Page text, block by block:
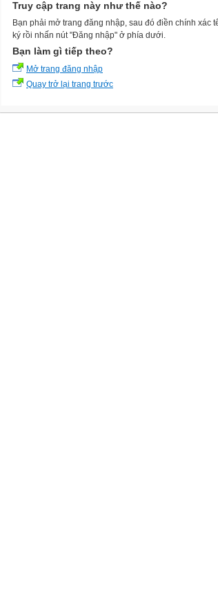
Truy cập trang này như thế nào?
Bạn phải mở trang đăng nhập, sau đó điền chính xác
ký rồi nhấn nút "Đăng nhập" ở phía dưới.
Bạn làm gì tiếp theo?
Mở trang đăng nhập
Quay trở lại trang trước